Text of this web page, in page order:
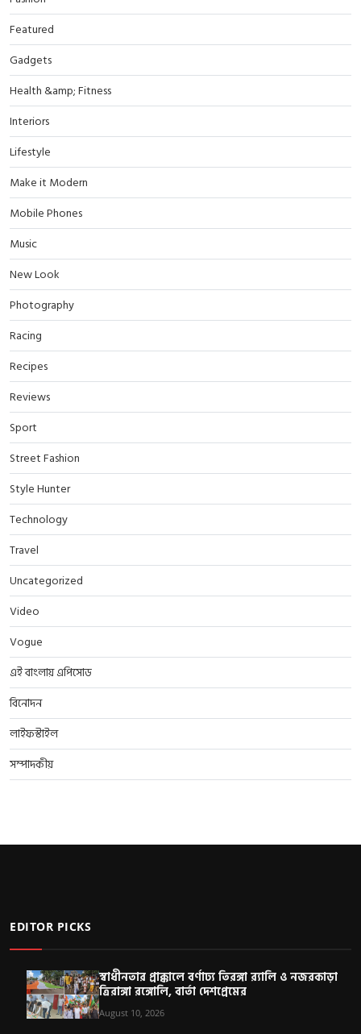
Featured
Gadgets
Health &amp; Fitness
Interiors
Lifestyle
Make it Modern
Mobile Phones
Music
New Look
Photography
Racing
Recipes
Reviews
Sport
Street Fashion
Style Hunter
Technology
Travel
Uncategorized
Video
Vogue
এই বাংলায় এপিসোড
বিনোদন
লাইফস্টাইল
সম্পাদকীয়
EDITOR PICKS
স্বাধীনতার প্রাক্কালে বর্ণাঢ্য তিরঙ্গা র‍্যালি ও নজরকাড়া
ত্রিরাঙ্গা রঙ্গোলি, বার্তা দেশপ্রেমের
August 10, 2026